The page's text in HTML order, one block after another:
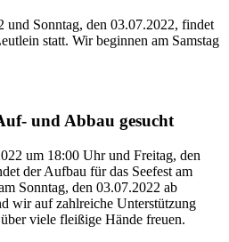
und Sonntag, den 03.07.2022, findet
statt. Wir beginnen am Samstag
und Abbau gesucht
um 18:00 Uhr und Freitag, den
der Aufbau für das Seefest am
Sonntag, den 03.07.2022 ab
wir auf zahlreiche Unterstützung
viele fleißige Hände freuen.